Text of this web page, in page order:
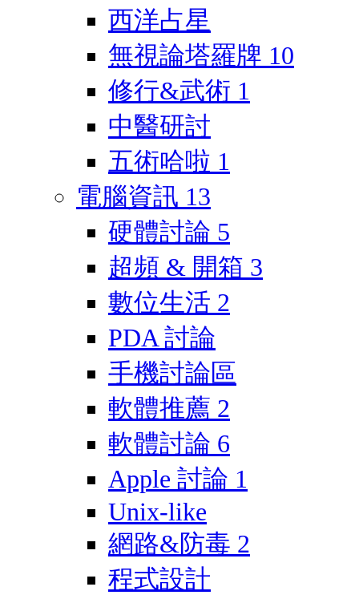
西洋占星
無視論塔羅牌 10
修行&武術 1
中醫研討
五術哈啦 1
電腦資訊 13
硬體討論 5
超頻 & 開箱 3
數位生活 2
PDA 討論
手機討論區
軟體推薦 2
軟體討論 6
Apple 討論 1
Unix-like
網路&防毒 2
程式設計